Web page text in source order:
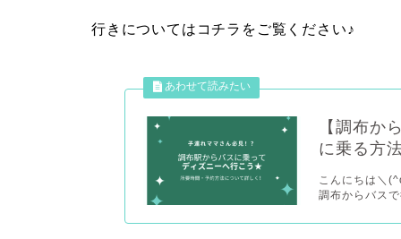
行きについてはコチラをご覧ください♪
【調布か
に乗る方
こんにちは＼
調布からバス